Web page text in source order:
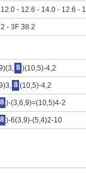
- 12.6 - 14.0 - 12.6 -
- 3F 38.2
8 )(10,5)-4,2
8 (10,5)-4,2
8 )-(3,6,9)=(10,5)4-2
8 )-6(3,9)-(5,4)2-10